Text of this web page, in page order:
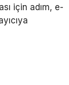
için adım, e-